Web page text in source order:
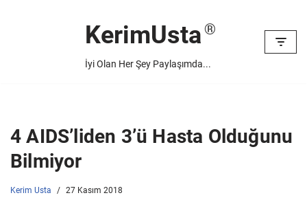
KerimUsta
İyi Olan Her Şey Paylaşımda...
4 AIDS’liden 3’ü Hasta Olduğunu
Bilmiyor
Kerim Usta 27 Kasım 2018